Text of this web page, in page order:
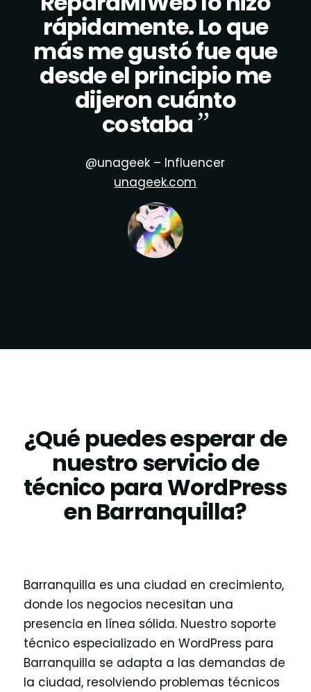
rápidamente. Lo que
más me gustó fue que
desde el principio me
dijeron cuánto
costaba”
@unageek – Influencer
unageek.com
¿Qué puedes esperar de
nuestro servicio de
técnico para WordPress
en Barranquilla?
Barranquilla es una ciudad en crecimiento,
donde los negocios necesitan una
presencia en línea sólida. Nuestro soporte
técnico especializado en WordPress para
Barranquilla se adapta a las demandas de
la ciudad, resolviendo problemas técnicos